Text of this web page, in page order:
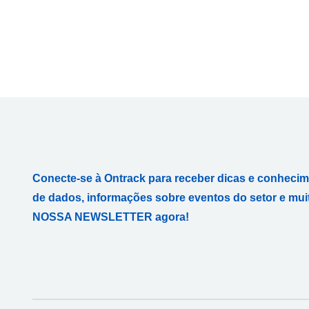
Conecte-se à Ontrack para receber dicas e
de dados, informações sobre eventos do setor e
NOSSA NEWSLETTER agora!